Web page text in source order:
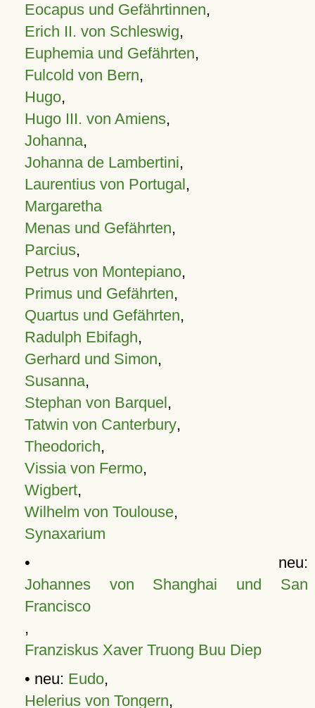
Eocapus und Gefährtinnen,
Erich II. von Schleswig,
Euphemia und Gefährten,
Fulcold von Bern,
Hugo,
Hugo III. von Amiens,
Johanna,
Johanna de Lambertini,
Laurentius von Portugal,
Margaretha
Menas und Gefährten,
Parcius,
Petrus von Montepiano,
Primus und Gefährten,
Quartus und Gefährten,
Radulph Ebifagh,
Gerhard und Simon,
Susanna,
Stephan von Barquel,
Tatwin von Canterbury,
Theodorich,
Vissia von Fermo,
Wigbert,
Wilhelm von Toulouse,
Synaxarium
• neu:
Johannes von Shanghai und San
Francisco
,
Franziskus Xaver Truong Buu Diep
• neu: Eudo,
Helerius von Tongern,